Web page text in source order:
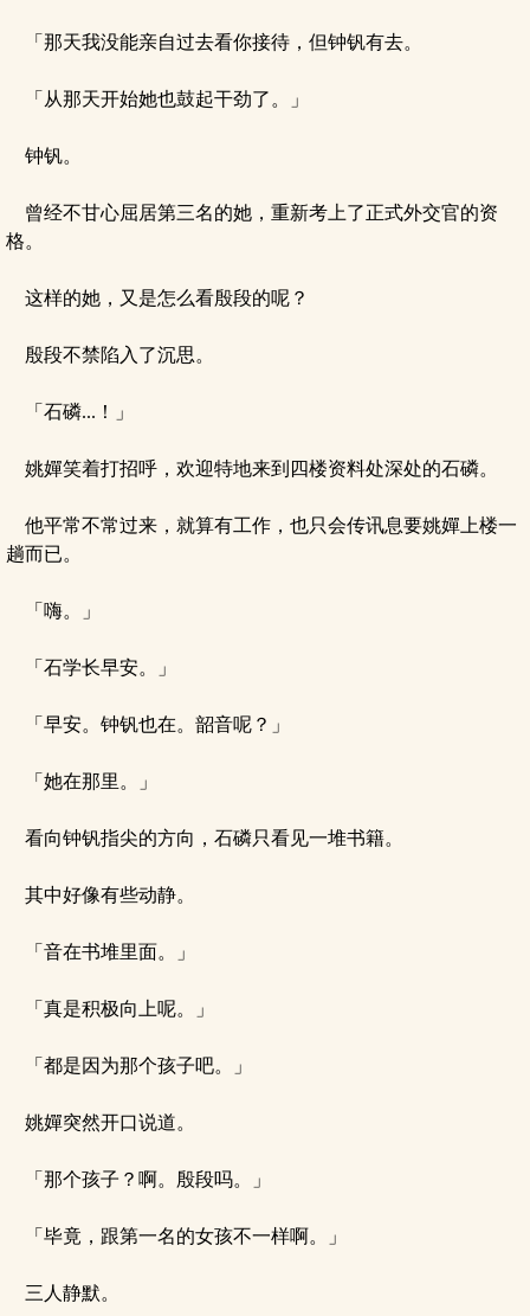
「那天我没能亲自过去看你接待，但钟钒有去。
「从那天开始她也鼓起干劲了。」
钟钒。
曾经不甘心屈居第三名的她，重新考上了正式外交官的资
格。
这样的她，又是怎么看殷段的呢？
殷段不禁陷入了沉思。
「石磷...！」
姚嬋笑着打招呼，欢迎特地来到四楼资料处深处的石磷。
他平常不常过来，就算有工作，也只会传讯息要姚嬋上楼一
趟而已。
「嗨。」
「石学长早安。」
「早安。钟钒也在。韶音呢？」
「她在那里。」
看向钟钒指尖的方向，石磷只看见一堆书籍。
其中好像有些动静。
「音在书堆里面。」
「真是积极向上呢。」
「都是因为那个孩子吧。」
姚嬋突然开口说道。
「那个孩子？啊。殷段吗。」
「毕竟，跟第一名的女孩不一样啊。」
三人静默。